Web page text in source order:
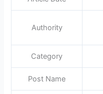
Authority
Category
Post Name